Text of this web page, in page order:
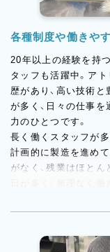
各種制度や働きや
20年以上の経験を持
タッフも活躍中。ア
歴があり、高い技術
が多く、日々の仕事
力のひとつです。
長く働くスタッフが
計画的に製造を進め
がなく、残業はほと
日が多く、無理なく
る雰囲気。オーナー
また、商品開発や新